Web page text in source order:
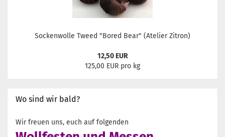
Sockenwolle Tweed "Bored Bear" (Atelier Zitron)
12,50 EUR
125,00 EUR pro kg
Wo sind wir bald?
Wir freuen uns, euch auf folgenden